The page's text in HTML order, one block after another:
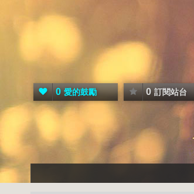
0 愛的鼓勵 0 訂閱站台